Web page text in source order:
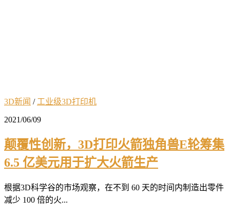
3D新闻 / 工业级3D打印机
2021/06/09
颠覆性创新，3D打印火箭独角兽E轮筹集
6.5 亿美元用于扩大火箭生产
根据3D科学谷的市场观察，在不到 60 天的时间内制造出零件
减少 100 倍的火...